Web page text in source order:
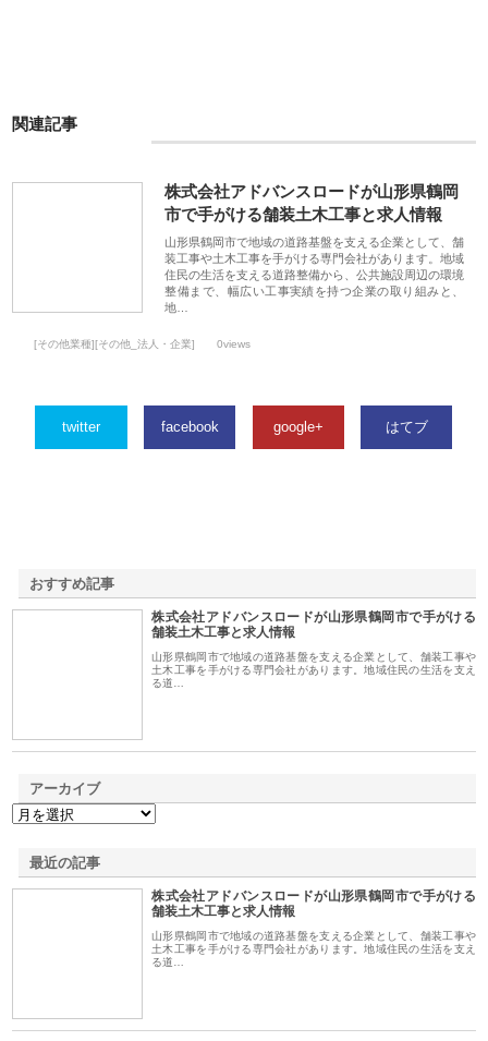
関連記事
株式会社アドバンスロードが山形県鶴岡
市で手がける舗装土木工事と求人情報
山形県鶴岡市で地域の道路基盤を支える企業として、舗
装工事や土木工事を手がける専門会社があります。地域
住民の生活を支える道路整備から、公共施設周辺の環境
整備まで、幅広い工事実績を持つ企業の取り組みと、
地…
[その他業種][その他_法人・企業] 0views
twitter facebook google+ はてブ
おすすめ記事
株式会社アドバンスロードが山形県鶴岡市で手がける
舗装土木工事と求人情報
山形県鶴岡市で地域の道路基盤を支える企業として、舗装工事や
土木工事を手がける専門会社があります。地域住民の生活を支え
る道…
アーカイブ
最近の記事
株式会社アドバンスロードが山形県鶴岡市で手がける
舗装土木工事と求人情報
山形県鶴岡市で地域の道路基盤を支える企業として、舗装工事や
土木工事を手がける専門会社があります。地域住民の生活を支え
る道…